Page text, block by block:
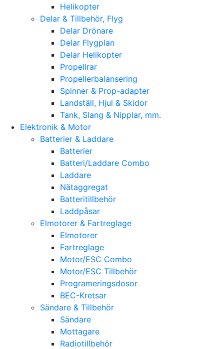
Helikopter
Delar & Tillbehör, Flyg
Delar Drönare
Delar Flygplan
Delar Helikopter
Propellrar
Propellerbalansering
Spinner & Prop-adapter
Landställ, Hjul & Skidor
Tank, Slang & Nipplar, mm.
Elektronik & Motor
Batterier & Laddare
Batterier
Batteri/Laddare Combo
Laddare
Nätaggregat
Batteritillbehör
Laddpåsar
Elmotorer & Fartreglage
Elmotorer
Fartreglage
Motor/ESC Combo
Motor/ESC Tillbehör
Programeringsdosor
BEC-Kretsar
Sändare & Tillbehör
Sändare
Mottagare
Radiotillbehör